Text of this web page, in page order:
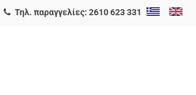
Τηλ. παραγγελίες: 2610 623 331